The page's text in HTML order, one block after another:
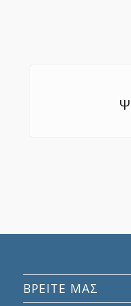
ΒΡΕΊΤΕ ΜΑΣ